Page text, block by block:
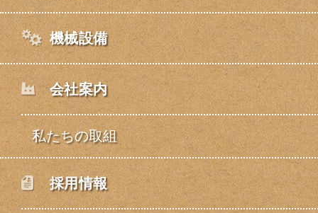
機械設備
会社案内
私たちの取組
採用情報